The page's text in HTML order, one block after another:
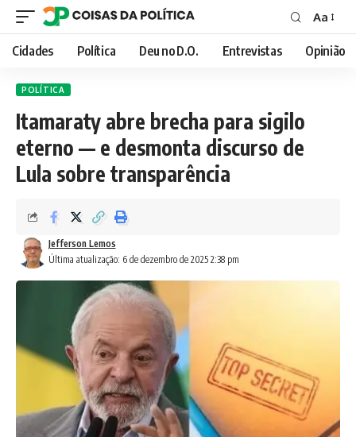
Font
Resizer
Aa
Cidades Política Deu no D.O. Entrevistas Opinião
POLÍTICA
Itamaraty abre brecha para sigilo
eterno — e desmonta discurso de
Lula sobre transparência
Última atualização: 6 de dezembro de 2025 2:38 pm
Jefferson Lemos